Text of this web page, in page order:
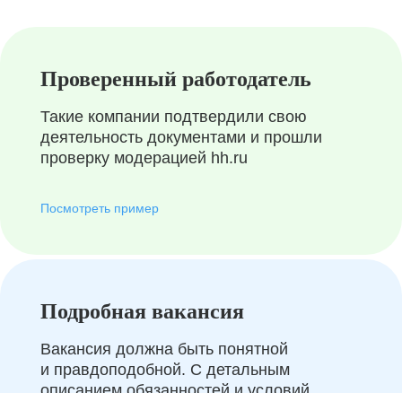
Проверенный работодатель
Такие компании подтвердили свою
деятельность документами и прошли
проверку модерацией hh.ru
Посмотреть пример
Подробная вакансия
Вакансия должна быть понятной
и правдоподобной. С детальным